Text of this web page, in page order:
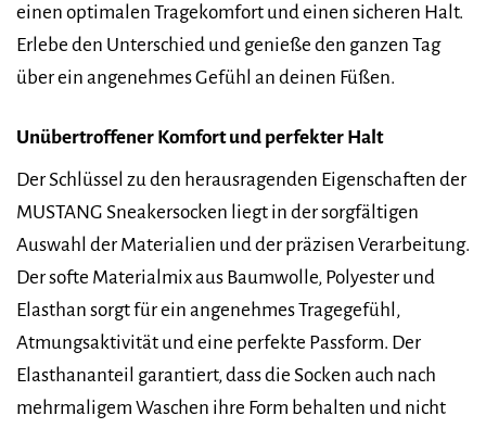
einen optimalen Tragekomfort und einen sicheren Halt.
Erlebe den Unterschied und genieße den ganzen Tag
über ein angenehmes Gefühl an deinen Füßen.
Unübertroffener Komfort und perfekter Halt
Der Schlüssel zu den herausragenden Eigenschaften der
MUSTANG Sneakersocken liegt in der sorgfältigen
Auswahl der Materialien und der präzisen Verarbeitung.
Der softe Materialmix aus Baumwolle, Polyester und
Elasthan sorgt für ein angenehmes Tragegefühl,
Atmungsaktivität und eine perfekte Passform. Der
Elasthananteil garantiert, dass die Socken auch nach
mehrmaligem Waschen ihre Form behalten und nicht